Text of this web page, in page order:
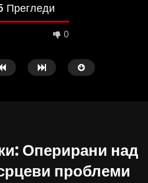
Прегледи
0
12:47
Оперирани над
проблеми